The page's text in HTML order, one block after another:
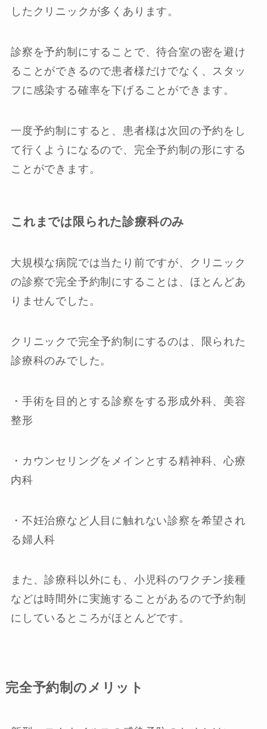
したクリニックが多くあります。
診察を予約制にすることで、待合室の密を避け
ることができるので患者様だけでなく、スタッ
フに感染する確率を下げることができます。
一度予約制にすると、患者様は次回の予約をし
て行くようになるので、完全予約制の形にする
ことができます。
これまでは限られた診療科のみ
大規模な病院では当たり前ですが、クリニック
の診察で完全予約制にすることは、ほとんどあ
りませんでした。
クリニックで完全予約制にするのは、限られた
診療科のみでした。
・手術を目的とする診察をする形成外科、美容
整形
・カウンセリングをメインとする精神科、心療
内科
・不妊治療など人目に触れない診察を希望され
る婦人科
また、診療科以外にも、小児科のワクチン接種
などは時間外に実施することがあるので予約制
にしているところがほとんどです。
完全予約制のメリット